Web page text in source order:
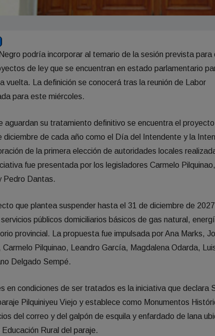
podría incorporar al temario de la sesión prevista para
de ley que se encuentran en estado parlamentario
vuelta. La definición se conocerá tras la reunión de Labor
para este miércoles.
aguardan su tratamiento definitivo se encuentra el
diciembre de cada año como el Día del Intendente y la
de la primera elección de autoridades locales
fue presentada por los legisladores Carmelo
Pedro Dantas.
que plantea suspender hasta el 31 de diciembre de
públicos domiciliarios básicos de gas natural,
provincial. La propuesta fue impulsada por Ana Marks,
Carmelo Pilquinao, Leandro García, Magdalena Odarda,
Delgado Sempé.
en condiciones de ser tratados es la iniciativa que declara
Pilquiniyeu Viejo y establece como Monumentos
del correo y del galpón de esquila y enfardado de lana
Rural del paraje.